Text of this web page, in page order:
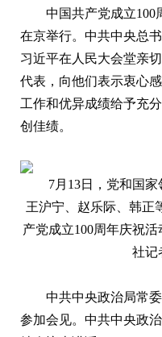
中国共产党成立100
在京举行。中共中央总
习近平在人民大会堂亲
代表，向他们表示衷心
工作和优异成绩给予充
创佳绩。
7月13日，党和国家
王沪宁、赵乐际、韩正
产党成立100周年庆祝
社记
中共中央政治局常
参加会见。中共中央政